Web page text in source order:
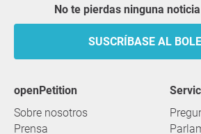
No te pierdas ninguna
SUSCRÍBASE AL
openPetition
Sobre nosotros
Prensa